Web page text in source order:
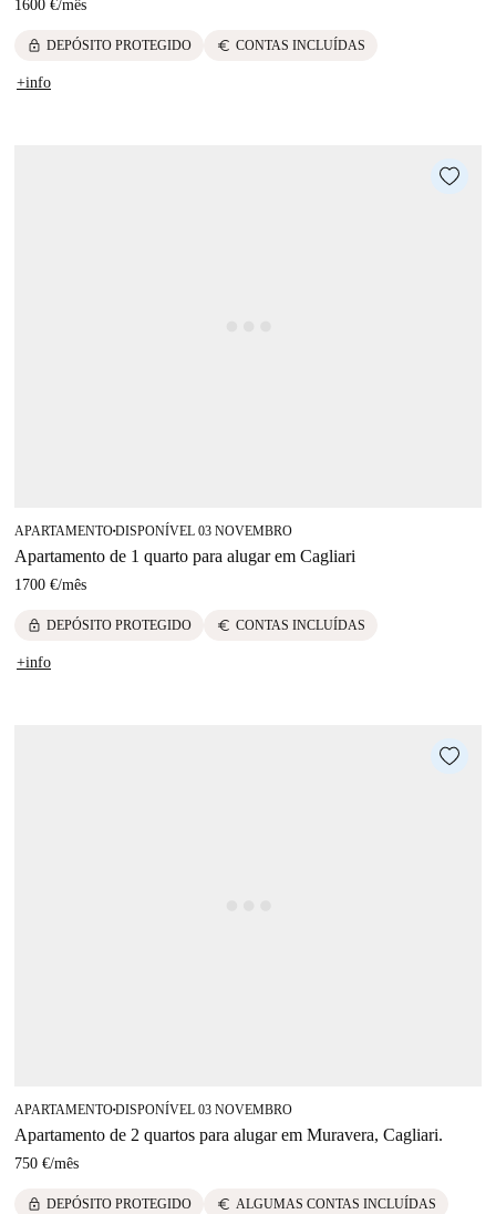
1600 €/mês
lock DEPÓSITO PROTEGIDO euro CONTAS INCLUÍDAS
+info
APARTAMENTO■DISPONÍVEL 03 NOVEMBRO
Apartamento de 1 quarto para alugar em Cagliari
1700 €/mês
lock DEPÓSITO PROTEGIDO euro CONTAS INCLUÍDAS
+info
APARTAMENTO■DISPONÍVEL 03 NOVEMBRO
Apartamento de 2 quartos para alugar em Muravera, Cagliari.
750 €/mês
lock DEPÓSITO PROTEGIDO euro ALGUMAS CONTAS INCLUÍDAS